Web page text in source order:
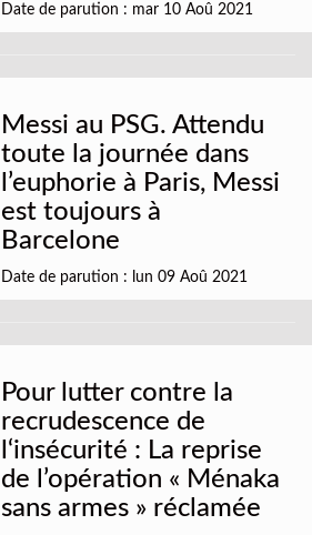
Date de parution : mar 10 Aoû 2021
Messi au PSG. Attendu
toute la journée dans
l’euphorie à Paris, Messi
est toujours à
Barcelone
Date de parution : lun 09 Aoû 2021
Pour lutter contre la
recrudescence de
l‘insécurité : La reprise
de l’opération « Ménaka
sans armes » réclamée